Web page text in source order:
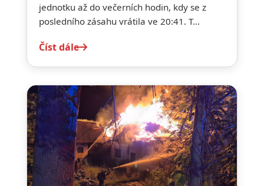
jednotku až do večerních hodin, kdy se z
posledního zásahu vrátila ve 20:41. T...
Číst dále